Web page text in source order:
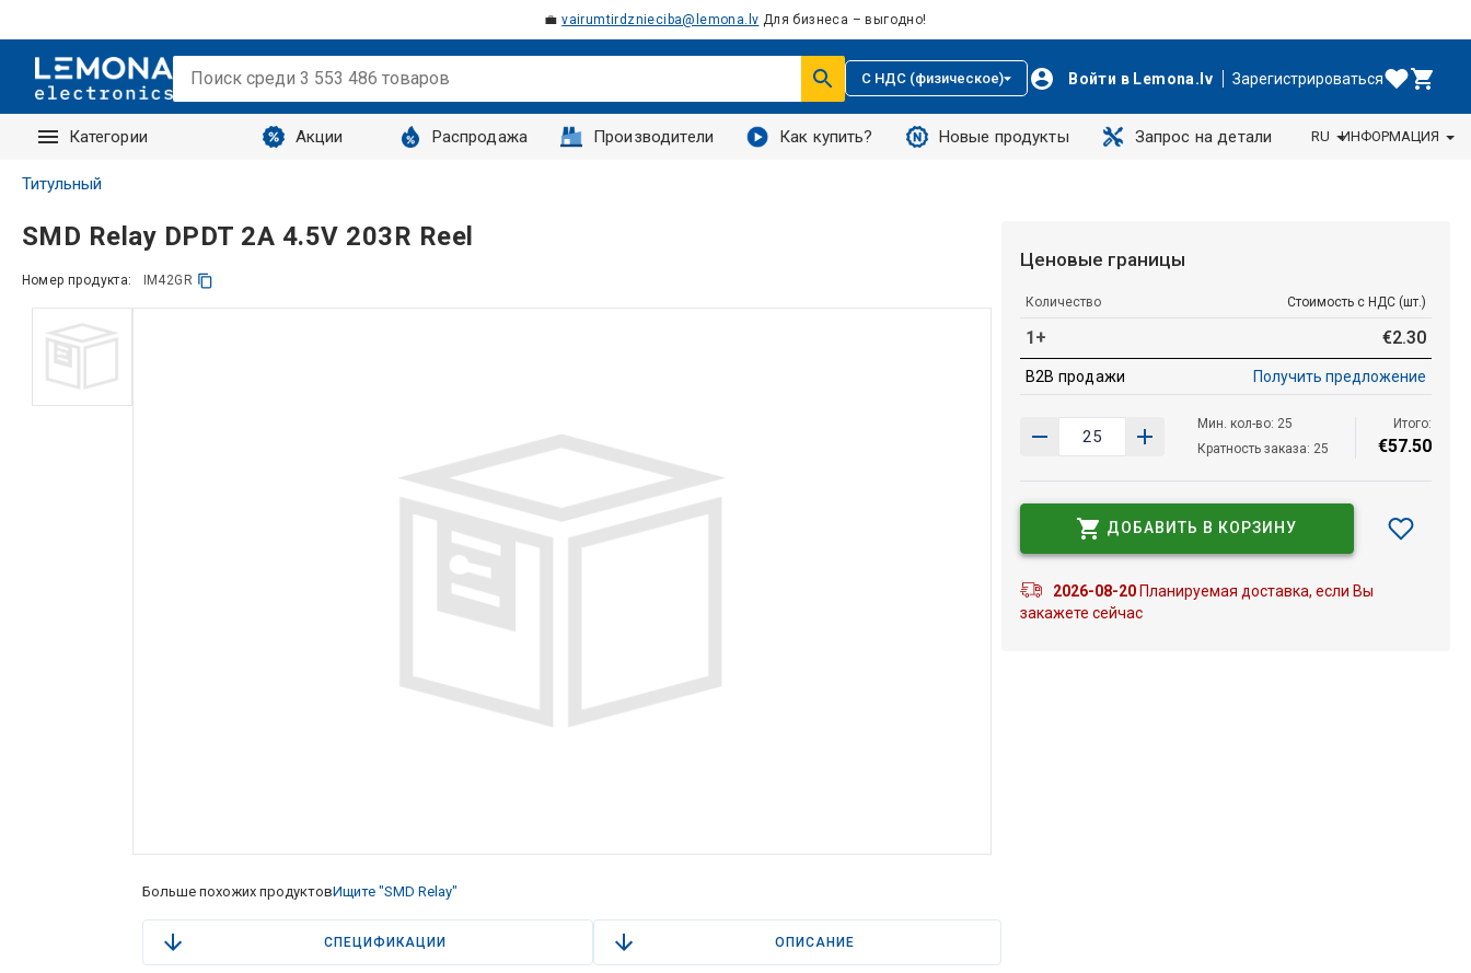
💼vairumtirdznieciba@lemona.lv Для бизнеса – выгодно!
С НДС (физическое) Войти в Lemona.lv Зарегистрироваться
Категории Акции Распродажа Производители Как купить? Новые продукты Запрос на детали
Запросы
RU ИНФОРМАЦИЯ
Титульный
SMD Relay DPDT 2A 4.5V 203R Reel
Номер продукта: IM42GR
Больше похожих продуктовИщите "SMD Relay"
СПЕЦИФИКАЦИИ ОПИСАНИЕ
Ценовые границы
Количество Стоимость с НДС (шт.)
1+ €2.30
B2B продажи Получить предложение
Мин. кол-во: 25
Кратность заказа: 25
Итого:
€57.50
ДОБАВИТЬ В КОРЗИНУ
2026-08-20Планируемая доставка, если Вы
закажете сейчас